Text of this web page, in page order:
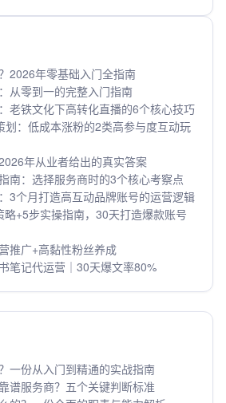
2026年零基础入门全指南
从零到一的完整入门指南
老铁文化下高转化直播的6个核心技巧
划：低成本涨粉的2类高参与度互动玩
年从业者给出的真实答案
南：选择服务商时的3个核心考察点
3个月打造高互动品牌账号的运营逻辑
+5步实操指南，30天打造爆款账号
推广+高黏性粉丝养成
笔记代运营｜30天爆文率80%
一份从入门到精通的实战指南
谱服务商？五个关键判断标准